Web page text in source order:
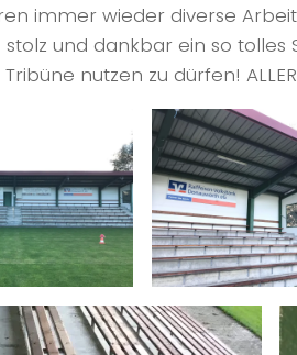
immer wieder diverse
und dankbar ein so
nutzen zu dürfen!